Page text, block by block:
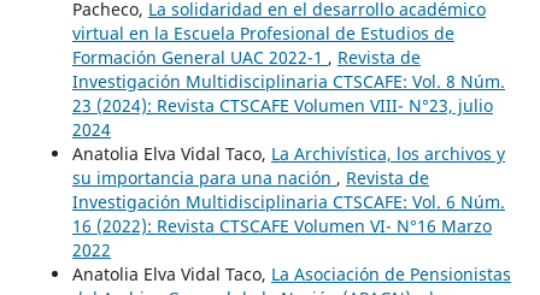
Pacheco, La solidaridad en el desarrollo académico
virtual en la Escuela Profesional de Estudios de
Formación General UAC 2022-1 , Revista de
Investigación Multidisciplinaria CTSCAFE: Vol. 8 Núm.
23 (2024): Revista CTSCAFE Volumen VIII- N°23, julio
2024
Anatolia Elva Vidal Taco, La Archivística, los archivos y
su importancia para una nación , Revista de
Investigación Multidisciplinaria CTSCAFE: Vol. 6 Núm.
16 (2022): Revista CTSCAFE Volumen VI- N°16 Marzo
2022
Anatolia Elva Vidal Taco, La Asociación de Pensionistas